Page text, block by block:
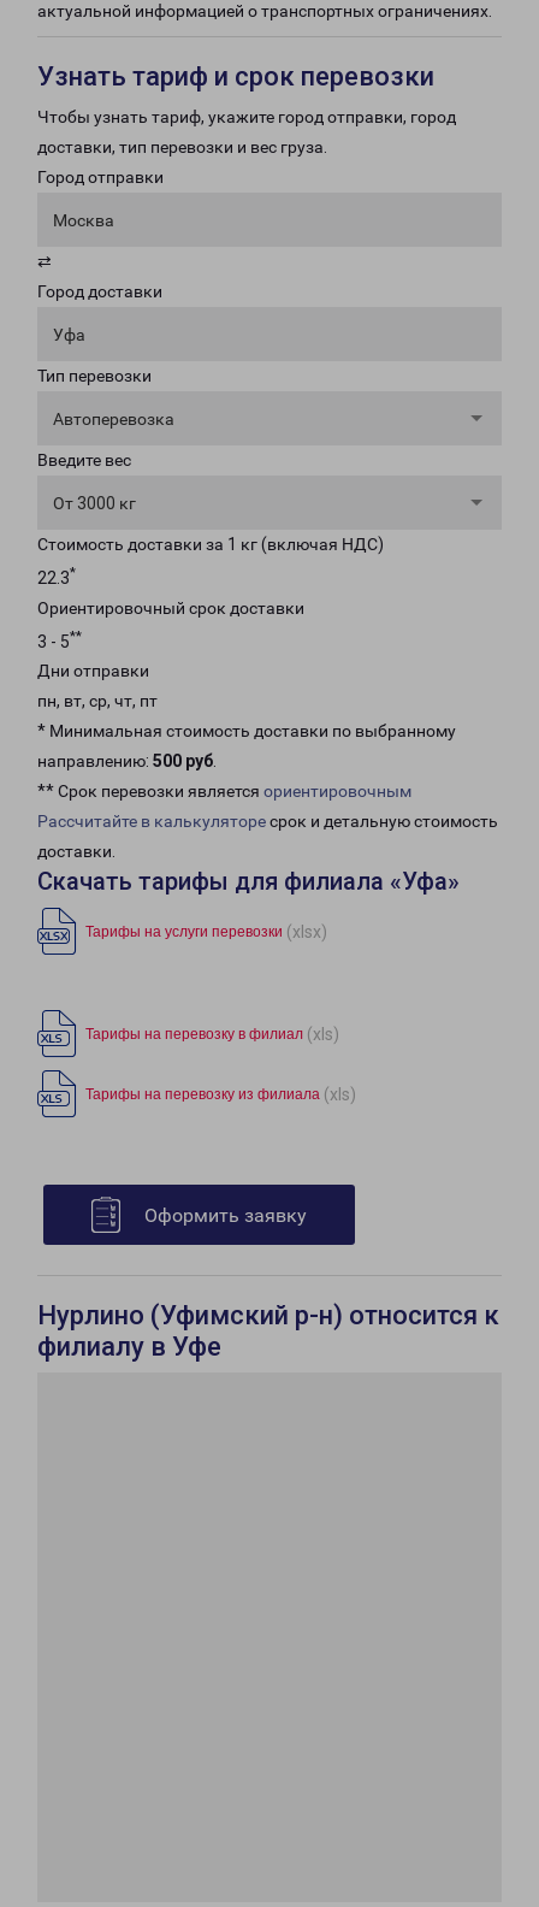
актуальной информацией о транспортных ограничениях.
Узнать тариф и срок перевозки
Чтобы узнать тариф, укажите город отправки, город
доставки, тип перевозки и вес груза.
Город отправки
Москва
⇄
Город доставки
Уфа
Тип перевозки
Автоперевозка
Введите вес
От 3000 кг
Стоимость доставки за 1 кг (включая НДС)
22.3*
Ориентировочный срок доставки
3 - 5**
Дни отправки
пн, вт, ср, чт, пт
* Минимальная стоимость доставки по выбранному
направлению: 500 руб.
** Срок перевозки является ориентировочным
Рассчитайте в калькуляторесрок и детальную стоимость
доставки.
Скачать тарифы для филиала «Уфа»
Тарифы на услуги перевозки (xlsx)
Тарифы на перевозку в филиал (xls)
Тарифы на перевозку из филиала (xls)
Оформить заявку
Нурлино (Уфимский р-н) относится к
филиалу в Уфе